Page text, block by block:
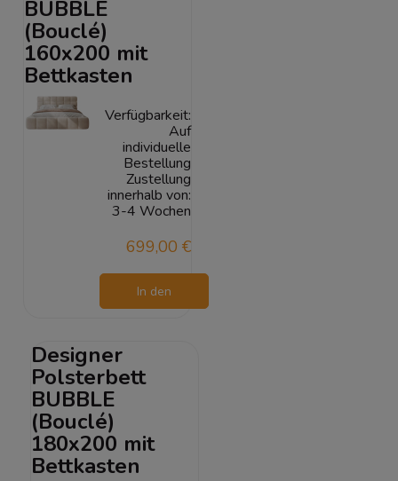
BUBBLE
(Bouclé)
160x200 mit
Bettkasten
Verfügbarkeit:
Auf
individuelle
Bestellung
Zustellung
innerhalb von:
3-4 Wochen
699,00 €
In den
Designer
Polsterbett
BUBBLE
(Bouclé)
180x200 mit
Bettkasten